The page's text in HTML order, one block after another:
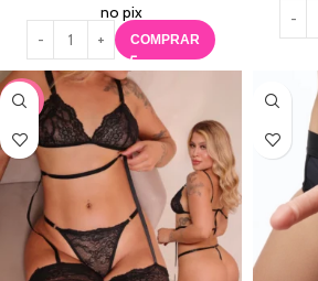
no pix
COMPRAR
-22%